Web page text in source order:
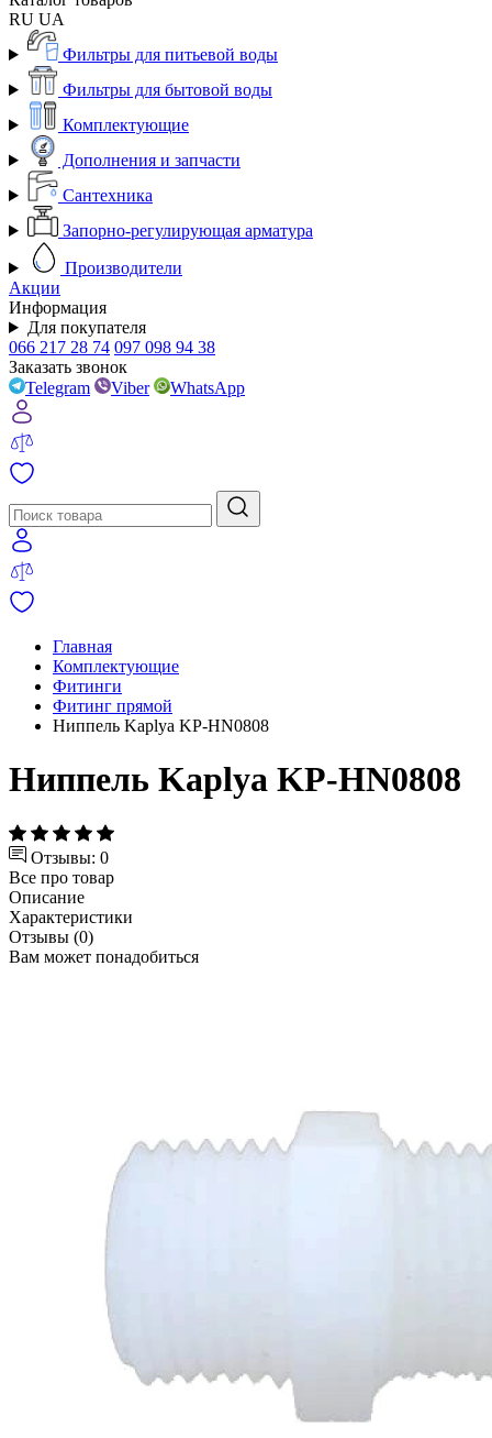
RU UA
Фильтры для питьевой воды
Фильтры для бытовой воды
Комплектующие
Дополнения и запчасти
Сантехника
Запорно-регулирующая арматура
Производители
Акции
Информация
Для покупателя
066 217 28 74 097 098 94 38
Заказать звонок
Telegram
Viber WhatsApp
Главная
Комплектующие
Фитинги
Фитинг прямой
Ниппель Kaplya KP-HN0808
Ниппель Kaplya KP-HN0808
Отзывы: 0
Все про товар
Описание
Характеристики
Отзывы (0)
Вам может понадобиться